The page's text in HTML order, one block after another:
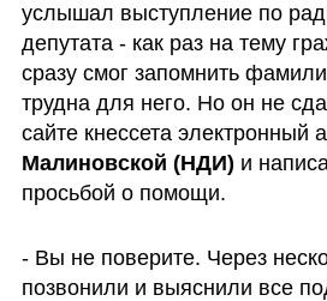
услышал выступление по
депутата - как раз на тему
сразу смог запомнить
трудна для него. Но он не
сайте кнессета электронный
Малиновской (НДИ) и
просьбой о помощи.
- Вы не поверите. Через
позвонили и выяснили все